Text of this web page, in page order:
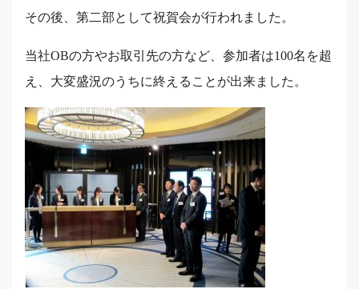
その後、第二部として祝賀会が行われました。
当社OBの方やお取引先の方など、参加者は100名を超
え、大変盛況のうちに終えることが出来ました。